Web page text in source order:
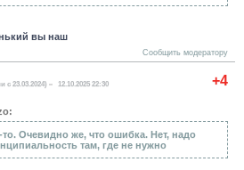
вы наш
Сообщить модератору
+4
с 23.03.2024) 12.10.2025 22:30
то. Очевидно же, что ошибка. Нет, надо
там, где не нужно